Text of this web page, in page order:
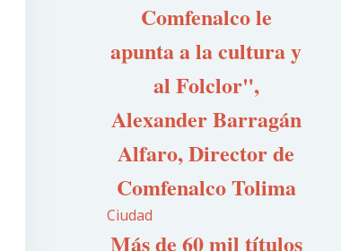
Comfenalco le
apunta a la cultura y
al Folclor",
Alexander Barragán
Alfaro, Director de
Comfenalco Tolima
Ciudad
Más de 60 mil títulos